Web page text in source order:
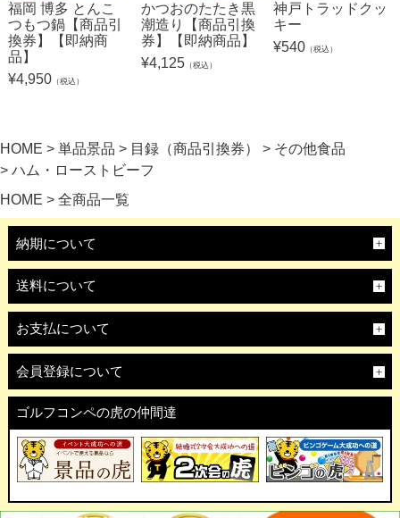
福岡 博多 とんこ
つもつ鍋【商品引
換券】【即納商
品】
¥4,950（税込）
かつおのたたき黒
潮造り【商品引換
券】【即納商品】
¥4,125（税込）
神戸トラッドクッ
キー
¥540 （税込）
HOME 単品景品 目録（商品引換券）
その他食品
ハム・ローストビーフ
HOME
全商品一覧
納期について
送料について
お支払について
会員登録について
ゴルフコンペの虎の仲間達